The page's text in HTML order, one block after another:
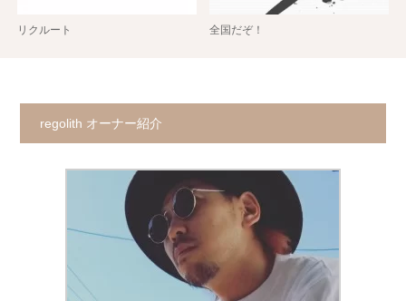
リクルート 全国だぞ！
regolith オーナー紹介